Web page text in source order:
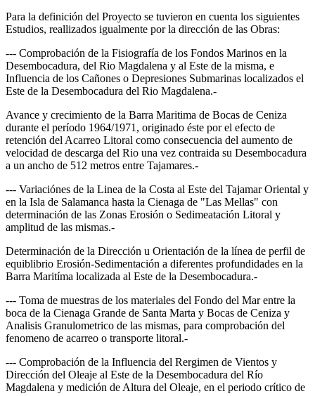
Para la definición del Proyecto se tuvieron en cuenta los siguientes
Estudios, reallizados igualmente por la dirección de las Obras:
--- Comprobación de la Fisiografía de los Fondos Marinos en la
Desembocadura, del Rio Magdalena y al Este de la misma, e
Influencia de los Cañones o Depresiones Submarinas localizados el
Este de la Desembocadura del Rio Magdalena.-
Avance y crecimiento de la Barra Maritima de Bocas de Ceniza
durante el período 1964/1971, originado éste por el efecto de
retención del Acarreo Litoral como consecuencia del aumento de
velocidad de descarga del Rio una vez contraida su Desembocadura
a un ancho de 512 metros entre Tajamares.-
--- Variaciónes de la Linea de la Costa al Este del Tajamar Oriental y
en la Isla de Salamanca hasta la Cienaga de "Las Mellas" con
determinación de las Zonas Erosión o Sedimeatación Litoral y
amplitud de las mismas.-
Determinación de la Dirección u Orientación de la línea de perfil de
equiblibrio Erosión-Sedimentación a diferentes profundidades en la
Barra Maritíma localizada al Este de la Desembocadura.-
--- Toma de muestras de los materiales del Fondo del Mar entre la
boca de la Cienaga Grande de Santa Marta y Bocas de Ceniza y
Analisis Granulometrico de las mismas, para comprobación del
fenomeno de acarreo o transporte litoral.-
--- Comprobación de la Influencia del Rergimen de Vientos y
Dirección del Oleaje al Este de la Desembocadura del Río
Magdalena y medición de Altura del Oleaje, en el periodo crítico de